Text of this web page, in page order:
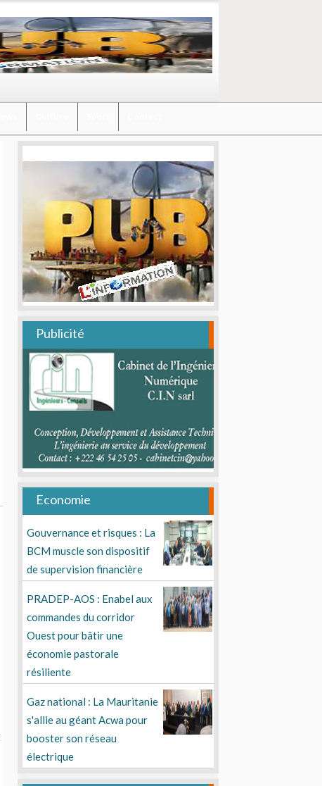
Publicité
Economie
Gouvernance et risques : La
BCM muscle son dispositif
de supervision financière
PRADEP-AOS : Enabel aux
commandes du corridor
Ouest pour bâtir une
économie pastorale
résiliente
Gaz national : La Mauritanie
s'allie au géant Acwa pour
booster son réseau
électrique